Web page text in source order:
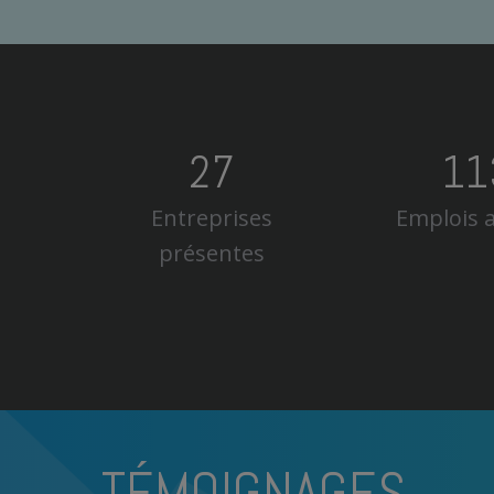
27
Entreprises
présentes
11
Emplois